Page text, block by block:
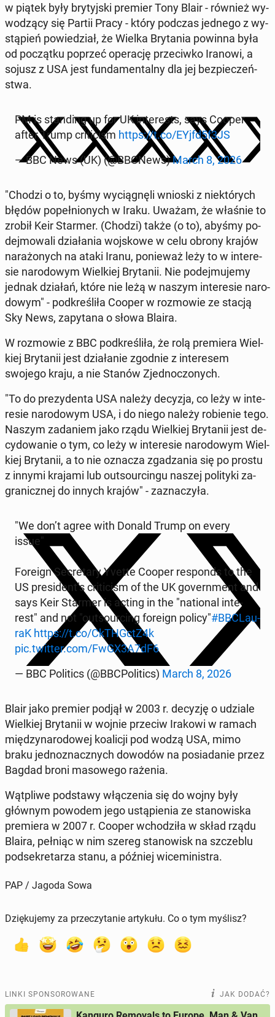
w piątek były bry­tyj­ski premier Tony Blair - również wy­
wo­dzą­cy się Partii Pracy - który podczas jednego z wy­
stą­pień po­wie­dział, że Wielka Bry­ta­nia powinna była
od po­cząt­ku poprzeć ope­ra­cję prze­ciw­ko Iranowi, a
sojusz z USA jest fun­da­men­tal­ny dla jej bez­pie­czeń­
stwa.
PM is stan­ding up for UK in­te­re­sts, says Cooper
after Trump cri­ti­cism https://t.co/EYjfd5f3JS
— BBC News (UK) (@BBCNews)March 8, 2026
"Chodzi o to, byśmy wy­cią­gnę­li wnioski z nie­któ­rych
błędów po­peł­nio­nych w Iraku. Uważam, że właśnie to
zrobił Keir Starmer. (Chodzi) także (o to), abyśmy po­
dej­mo­wa­li dzia­ła­nia woj­sko­we w celu obrony krajów
na­ra­żo­nych na ataki Iranu, po­nie­waż leży to w in­te­re­
sie na­ro­do­wym Wiel­kiej Bry­ta­nii. Nie po­dej­mu­je­my
jednak działań, które nie leżą w naszym in­te­re­sie na­ro­
do­wym" - pod­kre­śli­ła Cooper w roz­mo­wie ze stacją
Sky News, za­py­ta­na o słowa Blaira.
W roz­mo­wie z BBC pod­kre­śli­ła, że rolą pre­mie­ra Wiel­
kiej Bry­ta­nii jest dzia­ła­nie zgodnie z in­te­re­sem
swojego kraju, a nie Stanów Zjed­no­czo­nych.
"To do pre­zy­den­ta USA należy decyzja, co leży w in­te­
re­sie na­ro­do­wym USA, i do niego należy ro­bie­nie tego.
Naszym za­da­niem jako rządu Wiel­kiej Bry­ta­nii jest de­
cy­do­wa­nie o tym, co leży w in­te­re­sie na­ro­do­wym Wiel­
kiej Bry­ta­nii, a to nie oznacza zga­dza­nia się po prostu
z innymi krajami lub out­so­ur­cin­gu naszej po­li­ty­ki za­
gra­nicz­nej do innych krajów" - za­zna­czy­ła.
"We don’t agree with Donald Trump on every
issue"
Foreign Se­cre­ta­ry Yvette Cooper re­sponds to the
US pre­si­dent’s cri­ti­cism of the UK go­vern­ment and
says Keir Starmer is acting in the "na­tio­nal in­te­
rest" and not "out­so­ur­cing foreign policy"#BBC­Lau­
raK https://t.co/CkTHGctZ4k
pic.twitter.com/FwGX3A7dF6
— BBC Po­li­tics (@BBC­Po­li­tics) March 8, 2026
Blair jako premier podjął w 2003 r. decyzję o udziale
Wiel­kiej Bry­ta­nii w wojnie przeciw Irakowi w ramach
mię­dzy­na­ro­do­wej ko­ali­cji pod wodzą USA, mimo
braku jed­no­znacz­nych dowodów na po­sia­da­nie przez
Bagdad broni ma­so­we­go rażenia.
Wąt­pli­we pod­sta­wy włą­cze­nia się do wojny były
głównym powodem jego ustą­pie­nia ze sta­no­wi­ska
pre­mie­ra w 2007 r. Cooper wcho­dzi­ła w skład rządu
Blaira, pełniąc w nim szereg sta­no­wisk na szcze­blu
pod­se­kre­ta­rza stanu, a później wi­ce­mi­ni­stra.
PAP / Jagoda Sowa
Dziękujemy za przeczytanie artykułu. Co o tym myślisz?
LINKI SPONSOROWANE JAK DODAĆ?